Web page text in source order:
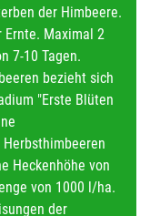
der Himbeere.
Ernte. Maximal 2
7-10 Tagen.
bezieht sich
"Erste Blüten
Heckenhöhe von
von 1000 l/ha.
der